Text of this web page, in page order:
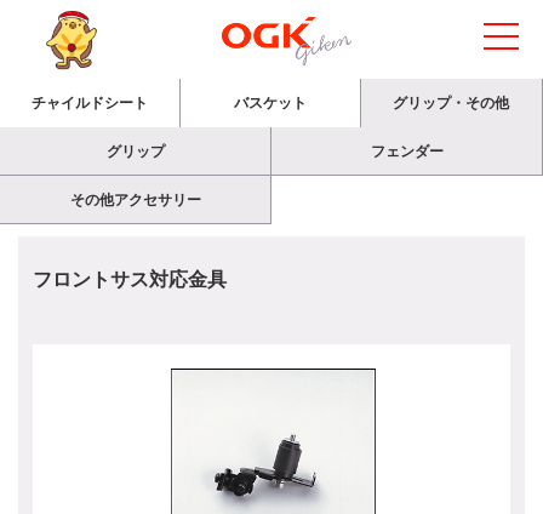
チャイルドシート バスケット グリップ・その他
グリップ フェンダー
その他アクセサリー
フロントサス対応金具